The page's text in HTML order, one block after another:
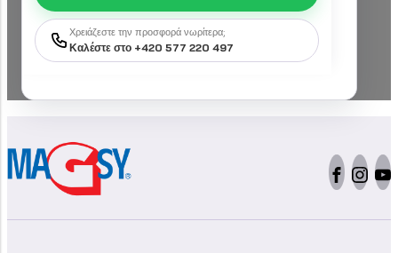
Χρειάζεστε την προσφορά νωρίτερα;
Καλέστε στο +420 577 220 497